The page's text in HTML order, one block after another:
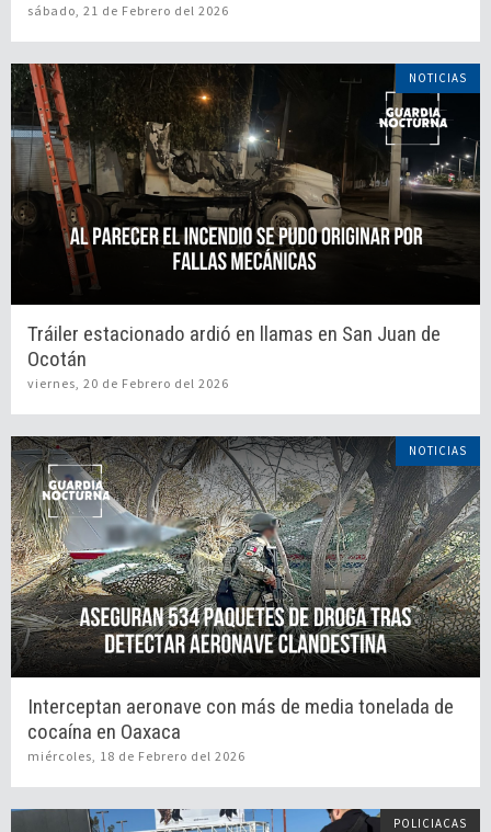
sábado, 21 de Febrero del 2026
NOTICIAS
Tráiler estacionado ardió en llamas en San Juan de
Ocotán
viernes, 20 de Febrero del 2026
NOTICIAS
Interceptan aeronave con más de media tonelada de
cocaína en Oaxaca
miércoles, 18 de Febrero del 2026
POLICIACAS